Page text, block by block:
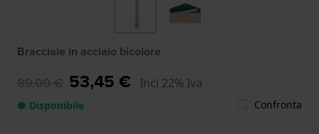
Bracciale in acciaio bicolore
89,00 € 53,45 € Incl 22% Iva
● Disponibile Confronta